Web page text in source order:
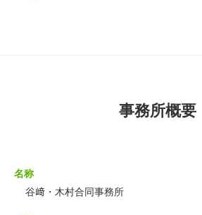
事務所概要
名称
谷﨑・木村合同事務所